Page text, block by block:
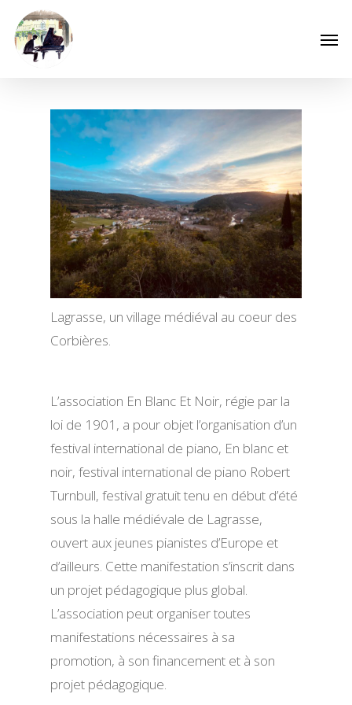
Lagrasse, un village médiéval au coeur des
Corbières.
L’association En Blanc Et Noir, régie par la
loi de 1901, a pour objet l’organisation d’un
festival international de piano, En blanc et
noir, festival international de piano Robert
Turnbull, festival gratuit tenu en début d’été
sous la halle médiévale de Lagrasse,
ouvert aux jeunes pianistes d’Europe et
d’ailleurs. Cette manifestation s’inscrit dans
un projet pédagogique plus global.
L’association peut organiser toutes
manifestations nécessaires à sa
promotion, à son financement et à son
projet pédagogique.